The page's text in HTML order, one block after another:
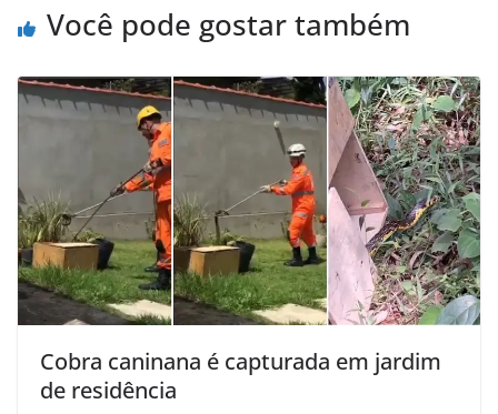
Você pode gostar também
Cobra caninana é capturada em jardim
de residência